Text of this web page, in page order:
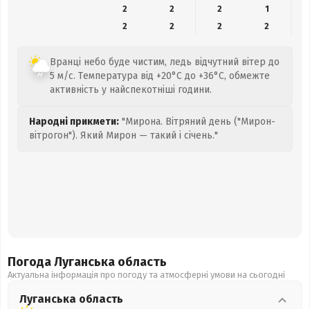
2
2 2
1
2
2 2 2
Вранці небо буде чистим, ледь відчутний вітер до
5 м/с. Температура від +20°C до +36°C, обмежте
активність у найспекотніші години.
Народні прикмети: "Мирона. Вітряний день ("Мирон-
вітрогон"). Який Мирон — такий і січень."
Погода Луганська область
Актуальна інформація про погоду та атмосферні умови на сьогодні
Луганська область